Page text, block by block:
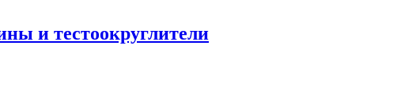
и тестоокруглители